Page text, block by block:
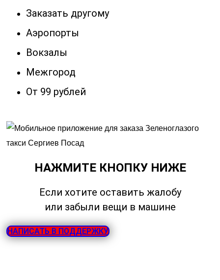
Заказать другому
Аэропорты
Вокзалы
Межгород
От 99 рублей
НАЖМИТЕ КНОПКУ НИЖЕ
Если хотите оставить жалобу
или забыли вещи в машине
НАПИСАТЬ В ПОДДЕРЖКУ